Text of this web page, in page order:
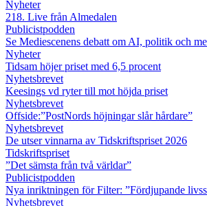
Nyheter
218. Live från Almedalen
Publicistpodden
Se Mediescenens debatt om AI, politik och
Nyheter
Tidsam höjer priset med 6,5 procent
Nyhetsbrevet
Keesings vd ryter till mot höjda priset
Nyhetsbrevet
Offside:”PostNords höjningar slår hårdare”
Nyhetsbrevet
De utser vinnarna av Tidskriftspriset 2026
Tidskriftspriset
”Det sämsta från två världar”
Publicistpodden
Nya inriktningen för Filter: ”Fördjupande
Nyhetsbrevet